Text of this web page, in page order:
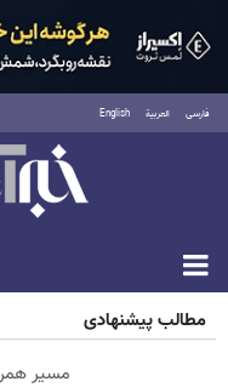
فارسی العربية English
جمعه ۱۶ مرداد ۱۴۰۵
مطالب پیشنهادی
مسیر